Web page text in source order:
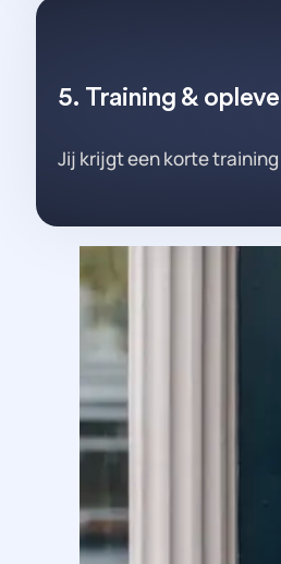
5. Training &
Jij krijgt een korte